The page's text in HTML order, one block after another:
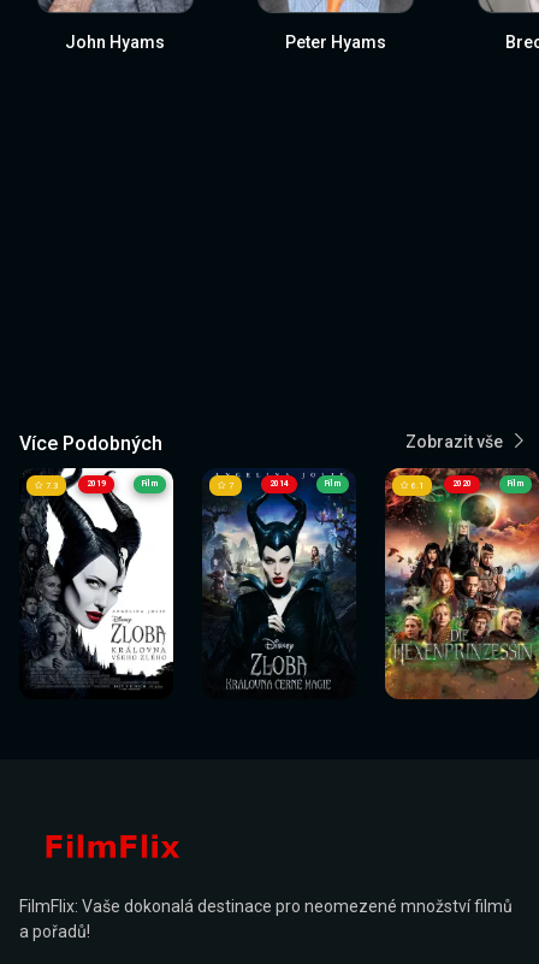
John Hyams Peter Hyams
Více Podobných Zobrazit vše
2019
Sledovat
nyní
7.3 Film
Sledovat
nyní
2014
Sledovat
nyní
7 Film
Sledovat
nyní
2020
Sledovat
nyní
6.1 Film
Sledovat
nyní
FilmFlix: Vaše dokonalá destinace pro neomezené množství filmů
a pořadů!